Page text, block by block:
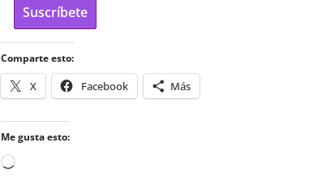
Suscríbete
Comparte esto:
X Facebook Más
Me gusta esto:
Cargando...